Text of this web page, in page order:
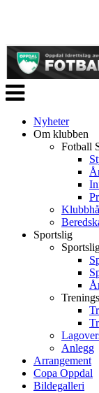
Veksle
navigasjon
Nyheter
Om klubben
Fotball
Sportslig
Anlegg
Arrangement
Copa Oppdal
Bildegalleri